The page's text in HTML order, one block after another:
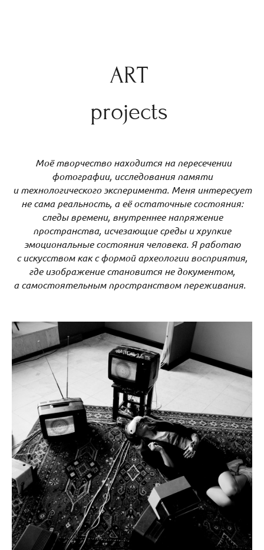
ART
projects
Моё творчество находится на пересечении
фотографии, исследования памяти
и технологического эксперимента. Меня интересует
не сама реальность, а её остаточные состояния:
следы времени, внутреннее напряжение
пространства, исчезающие среды и хрупкие
эмоциональные состояния человека. Я работаю
с искусством как с формой археологии восприятия,
где изображение становится не документом,
а самостоятельным пространством переживания.